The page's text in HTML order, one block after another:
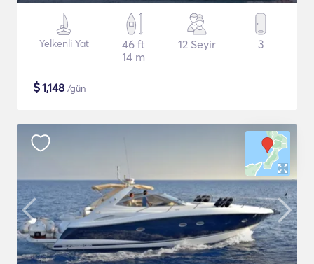
Yelkenli Yat
46 ft
14 m
12 Seyir 3
$1,148 /gün